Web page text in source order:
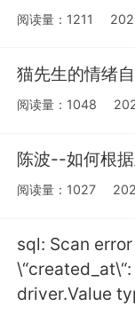
阅读量：1211
猫先生的情绪
阅读量：1048
陈波--如何根
阅读量：1027
sql: Scan
driver.Value